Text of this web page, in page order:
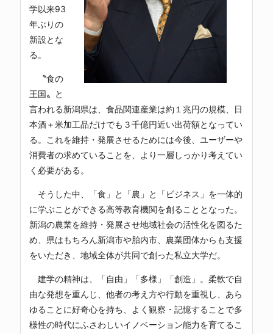
学以来93
年ぶりの
新設とな
る。
〝食の
王国〟と
言われる新潟県は、食品関連産業は約１兆円の規模、日
本酒＋米加工品だけでも３千億円近い出荷額となってい
る。これを維持・発展させるためには今後、ユーザーや
消費者の求めていることを、より一層しっかり考えてい
く必要がある。
そうした中、「食」と「農」と「ビジネス」を一体的
に学ぶことができる高等教育機関を創ることとなった。
新潟の農業を維持・発展させ地域社会の活性化を図るた
め、県はもちろん新潟市や胎内市、農業団体からも支援
をいただき、地域全体が共同で創った私立大学だ。
建学の精神は、「自由」「多様」「創造」。柔軟で自
由な発想を重んじ、他者の考え方や行動を重視し、あら
ゆることに好奇心を持ち、よく観察・記憶することで多
様性の時代にふさわしいイノベーション能力を育てるこ